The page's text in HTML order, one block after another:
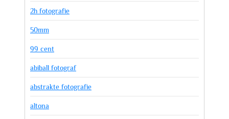
2h fotografie
50mm
99 cent
abiball fotograf
abstrakte fotografie
altona